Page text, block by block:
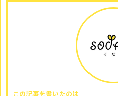
この記事を書いたのは